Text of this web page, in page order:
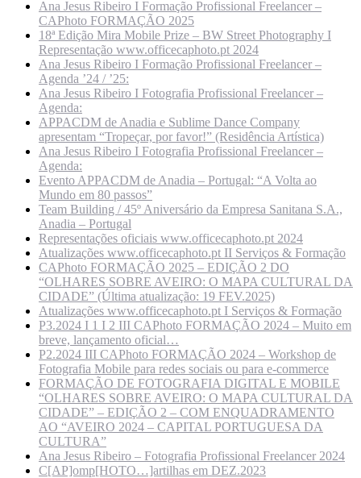
Ana Jesus Ribeiro I Formação Profissional Freelancer –
CAPhoto FORMAÇÃO 2025
18ª Edição Mira Mobile Prize – BW Street Photography I
Representação www.officecaphoto.pt 2024
Ana Jesus Ribeiro I Formação Profissional Freelancer –
Agenda ’24 / ’25:
Ana Jesus Ribeiro I Fotografia Profissional Freelancer –
Agenda:
APPACDM de Anadia e Sublime Dance Company
apresentam “Tropeçar, por favor!” (Residência Artística)
Ana Jesus Ribeiro I Fotografia Profissional Freelancer –
Agenda:
Evento APPACDM de Anadia – Portugal: “A Volta ao
Mundo em 80 passos”
Team Building / 45º Aniversário da Empresa Sanitana S.A.,
Anadia – Portugal
Representações oficiais www.officecaphoto.pt 2024
Atualizações www.officecaphoto.pt II Serviços & Formação
CAPhoto FORMAÇÃO 2025 – EDIÇÃO 2 DO
“OLHARES SOBRE AVEIRO: O MAPA CULTURAL DA
CIDADE” (Última atualização: 19 FEV.2025)
Atualizações www.officecaphoto.pt I Serviços & Formação
P3.2024 I 1 I 2 III CAPhoto FORMAÇÃO 2024 – Muito em
breve, lançamento oficial…
P2.2024 III CAPhoto FORMAÇÃO 2024 – Workshop de
Fotografia Mobile para redes sociais ou para e-commerce
FORMAÇÃO DE FOTOGRAFIA DIGITAL E MOBILE
“OLHARES SOBRE AVEIRO: O MAPA CULTURAL DA
CIDADE” – EDIÇÃO 2 – COM ENQUADRAMENTO
AO “AVEIRO 2024 – CAPITAL PORTUGUESA DA
CULTURA”
Ana Jesus Ribeiro – Fotografia Profissional Freelancer 2024
C[AP]omp[HOTO…]artilhas em DEZ.2023